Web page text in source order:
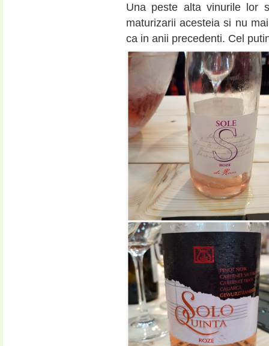
Una peste alta vinurile lor
maturizarii acesteia si nu
ca in anii precedenti. Cel